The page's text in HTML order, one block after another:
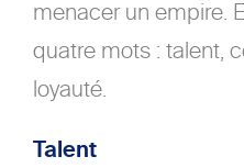
menacer un empire.
quatre mots : talent,
loyauté.
Talent